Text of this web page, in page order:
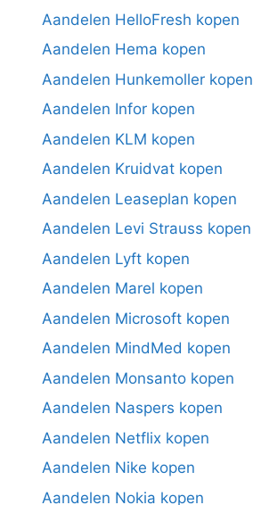
Aandelen HelloFresh kopen
Aandelen Hema kopen
Aandelen Hunkemoller kopen
Aandelen Infor kopen
Aandelen KLM kopen
Aandelen Kruidvat kopen
Aandelen Leaseplan kopen
Aandelen Levi Strauss kopen
Aandelen Lyft kopen
Aandelen Marel kopen
Aandelen Microsoft kopen
Aandelen MindMed kopen
Aandelen Monsanto kopen
Aandelen Naspers kopen
Aandelen Netflix kopen
Aandelen Nike kopen
Aandelen Nokia kopen